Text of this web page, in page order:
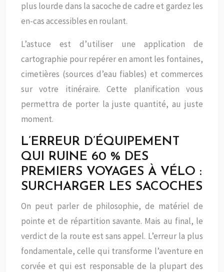
plus lourde dans la sacoche de cadre et gardez les
en-cas accessibles en roulant.
L’astuce est d’utiliser une application de
cartographie pour repérer en amont les fontaines,
cimetières (sources d’eau fiables) et commerces
sur votre itinéraire. Cette planification vous
permettra de porter la juste quantité, au juste
moment.
L’ERREUR D’ÉQUIPEMENT
QUI RUINE 60 % DES
PREMIERS VOYAGES À VÉLO :
SURCHARGER LES SACOCHES
On peut parler de philosophie, de matériel de
pointe et de répartition savante. Mais au final, le
verdict de la route est sans appel. L’erreur la plus
fondamentale, celle qui transforme l’aventure en
corvée et qui est responsable de la plupart des